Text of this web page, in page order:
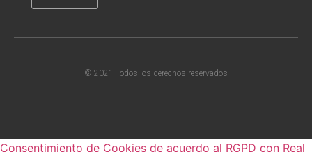
© 2021 Todos los derechos reservados
Consentimiento de Cookies de acuerdo al RGPD con Real